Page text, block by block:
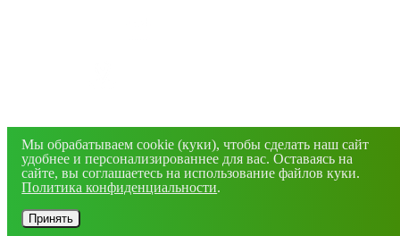
защищена законом об авторских правах.
Мы обрабатываем cookie (куки), чтобы сделать наш сайт
удобнее и персонализированнее для вас. Оставаясь на
сайте, вы соглашаетесь на использование файлов куки.
Политика конфиденциальности.
Принять